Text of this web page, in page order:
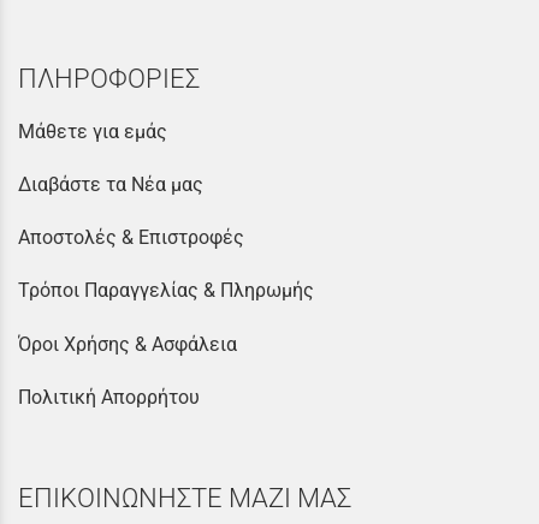
ΠΛΗΡΟΦΟΡΙΕΣ
Μάθετε για εμάς
Διαβάστε τα Νέα μας
Αποστολές & Επιστροφές
Τρόποι Παραγγελίας & Πληρωμής
Όροι Χρήσης & Ασφάλεια
Πολιτική Απορρήτου
ΕΠΙΚΟΙΝΩΝΗΣΤΕ ΜΑΖΙ ΜΑΣ